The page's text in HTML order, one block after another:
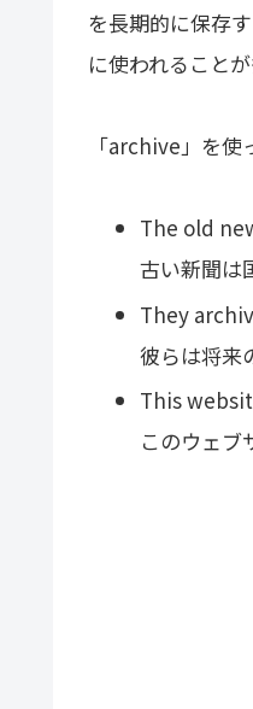
を長期的に保存
に使われることが
「archive」を使
The old
古い新聞は
They
彼らは将来
This
このウェブ